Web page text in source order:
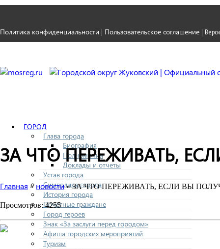
Политика конфиденциальности | Пользовательское соглашение |
ГОРОД
Глава города
Биография
Полномочия
Доклады и отчеты
Устав города
Символика города
История города
Почетные граждане
Город героев
Знак «За заслуги перед городом»
Афиша городских мероприятий
Туризм
ЗА ЧТО ПЕРЕЖИВАТЬ,
Главная » новости» ЗА ЧТО ПЕРЕЖИВАТЬ, ЕСЛИ ВЫ
Просмотров: 4255